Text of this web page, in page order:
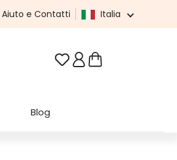
Aiuto e Contatti Italia
Hai 0 articoli nella
Blog